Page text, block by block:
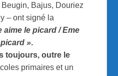
Bajus, Douriez
– ont signé la
aime le picard / Eme
».
toujours, outre le
primaires et un